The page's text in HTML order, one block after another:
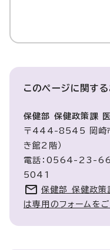
このページに関する
保健部 保健政策課
〒444-8545 岡崎市
き館2階）
電話：0564-23-
5041
保健部 保健政策
は専用のフォームを